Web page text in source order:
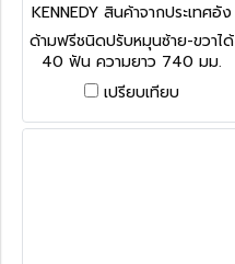
KENNEDY สินค้าจากประเทศอัง
กฤษ-1
ด้ามฟรีชนิดปรับหมุนซ้าย-ขวาได้
40 ฟัน ความยาว 740 มม.
Kennedy Lever Type Steel
Handle
เปรียบเทียบ